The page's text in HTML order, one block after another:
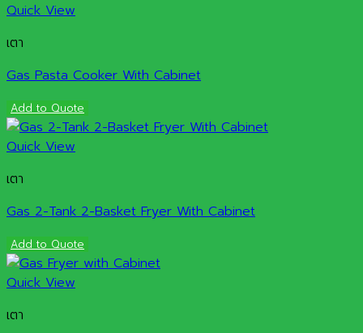
Quick View
เตา
Gas Pasta Cooker With Cabinet
Add to Quote
Quick View
เตา
Gas 2-Tank 2-Basket Fryer With Cabinet
Add to Quote
Quick View
เตา